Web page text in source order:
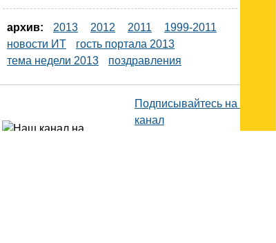
архив: 2013 2012 2011
1999-2011
новости ИТ
гость портала 2013
тема недели 2013
поздравления
Подписывайтесь на наш
канал